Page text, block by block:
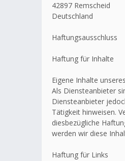
42897 Remscheid
Deutschland
Haftungsausschluss
Haftung für Inhalte
Eigene Inhalte
Als Diensteanbieter
Diensteanbieter
Tätigkeit hinweisen.
diesbezügliche
werden wir diese
Haftung für Links